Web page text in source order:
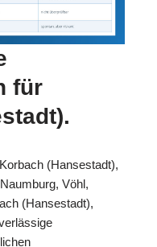
für
(Hansestadt),
Vöhl,
(Hansestadt),